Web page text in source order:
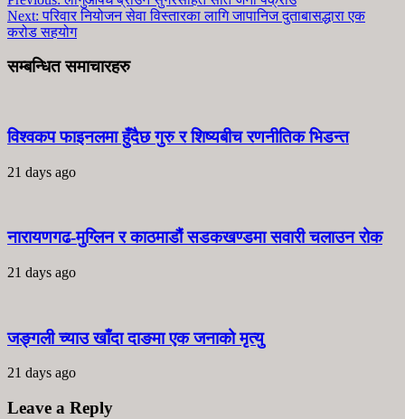
Next: परिवार नियोजन सेवा विस्तारका लागि जापानिज दुताबासद्धारा एक
करोड सहयोग
सम्बन्धित समाचारहरु
विश्वकप फाइनलमा हुँदैछ गुरु र शिष्यबीच रणनीतिक भिडन्त
21 days ago
नारायणगढ-मुग्लिन र काठमाडौं सडकखण्डमा सवारी चलाउन रोक
21 days ago
जङ्गली च्याउ खाँदा दाङमा एक जनाको मृत्यु
21 days ago
Leave a Reply